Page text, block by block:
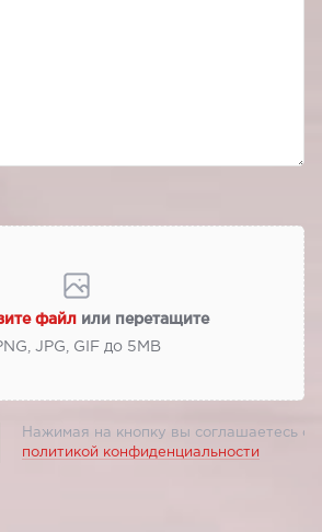
файл или перетащите
JPG, GIF до 5МВ
Нажимая на кнопку вы соглашаетесь с
политикой конфиденциальности